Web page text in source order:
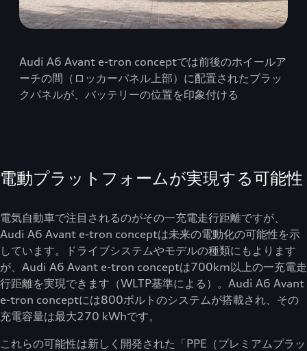
Audi A6 Avant e-tron conceptでは前後のホイールア
ーチの間（ロッカーパネル上部）に配置されたブラッ
クパネルが、バッテリーの位置を印象付ける
電動プラットフォームが実現する可能性
電気自動車で注目されるのがその一充電走行距離ですが、
Audi A6 Avant e-tron conceptは未来の電動化の可能性を示
しています。ドライブシステムやモデルの種類にもよります
が、Audi A6 Avant e-tron conceptは700km以上の一充電走
行距離を実現できます（WLTP基準による）。Audi A6 Avant
e-tron conceptには800ボルトのシステムが搭載され、その
充電容量は最大270 kWhです。
これらの可能性は新しく開発された「PPE（プレミアムプラッ